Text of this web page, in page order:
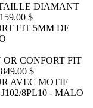
DIAMANT
$
CONFORT FIT
849.00 $